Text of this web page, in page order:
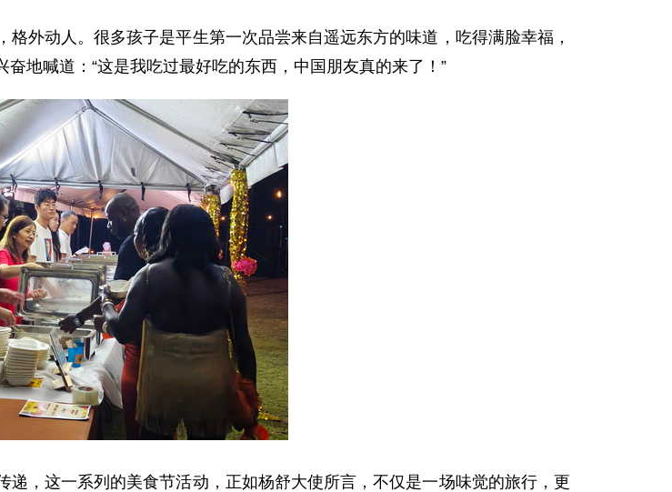
外动人。很多孩子是平生第一次品尝来自遥远东方的味道，吃得满脸幸福，
地喊道：“这是我吃过最好吃的东西，中国朋友真的来了！”
，这一系列的美食节活动，正如杨舒大使所言，不仅是一场味觉的旅行，更